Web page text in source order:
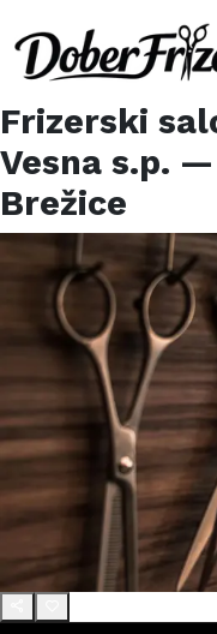
Frizerski
Vesna s.p. —
Brežice